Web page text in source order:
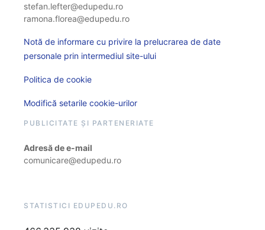
stefan.lefter@edupedu.ro
ramona.florea@edupedu.ro
Notă de informare cu privire la prelucrarea de date
personale prin intermediul site-ului
Politica de cookie
Modifică setarile cookie-urilor
PUBLICITATE ȘI PARTENERIATE
Adresă de e-mail
comunicare@edupedu.ro
STATISTICI EDUPEDU.RO